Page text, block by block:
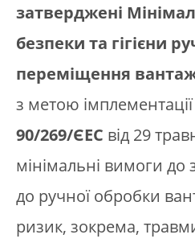
затверджені
безпеки та гігієни
переміщення
з метою імплементації
90/269/ЄЕС від 29
мінімальні вимоги до
до ручної обробки
ризик, зокрема,